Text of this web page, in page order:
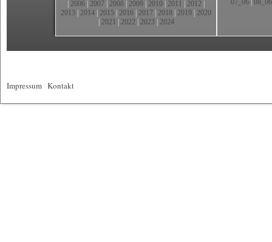
2006 2007 2008 2009 2010 2011 2012
2013 2014 2015 2016 2017 2018 2019 2020
2021 2022 2023| 2024
07_06 08_06
Impressum Kontakt